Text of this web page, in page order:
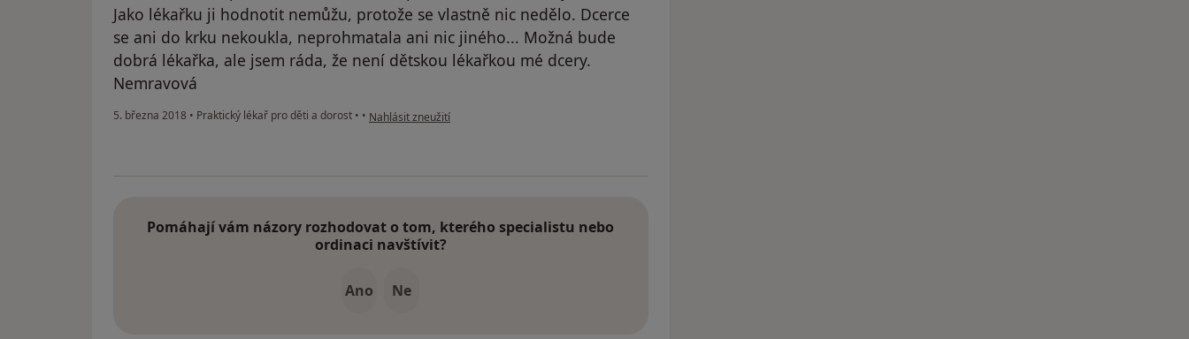
Jako lékařku ji hodnotit nemůžu, protože se vlastně nic nedělo. Dcerce
se ani do krku nekoukla, neprohmatala ani nic jiného... Možná bude
dobrá lékařka, ale jsem ráda, že není dětskou lékařkou mé dcery.
Nemravová
5. března 2018 • Praktický lékař pro děti a dorost • • podle názoru uživatele Váš účet byl odstraněn
Nahlásit zneužití
Pomáhají vám názory rozhodovat o tom, kterého specialistu nebo
ordinaci navštívit?
Ano Ne